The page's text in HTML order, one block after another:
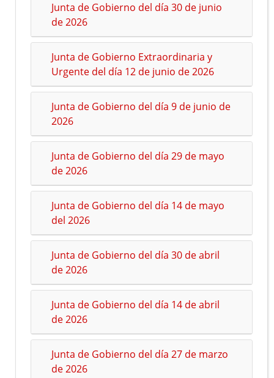
Junta de Gobierno del día 30 de junio
de 2026
Junta de Gobierno Extraordinaria y
Urgente del día 12 de junio de 2026
Junta de Gobierno del día 9 de junio de
2026
Junta de Gobierno del día 29 de mayo
de 2026
Junta de Gobierno del día 14 de mayo
del 2026
Junta de Gobierno del día 30 de abril
de 2026
Junta de Gobierno del día 14 de abril
de 2026
Junta de Gobierno del día 27 de marzo
de 2026